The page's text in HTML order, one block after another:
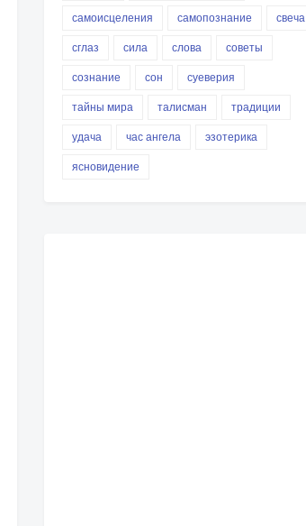
самоисцеления
самопознание
свеча
сглаз
сила слова
советы
сознание
сон
суеверия
тайны мира
талисман
традиции
удача
час ангела
эзотерика
ясновидение